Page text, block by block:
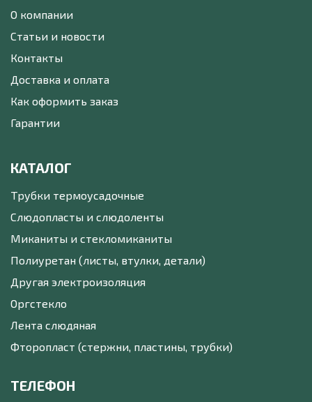
О компании
Статьи и новости
Контакты
Доставка и оплата
Как оформить заказ
Гарантии
КАТАЛОГ
Трубки термоусадочные
Слюдопласты и слюдоленты
Миканиты и стекломиканиты
Полиуретан (листы, втулки, детали)
Другая электроизоляция
Оргстекло
Лента слюдяная
Фторопласт (стержни, пластины, трубки)
ТЕЛЕФОН